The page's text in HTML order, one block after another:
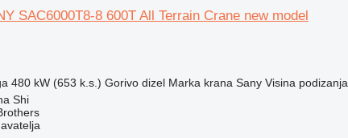
SAC6000T8-8 600T All Terrain Crane new model
480 kW (653 k.s.) Gorivo dizel Marka krana Sany Visina podizanja
Shi